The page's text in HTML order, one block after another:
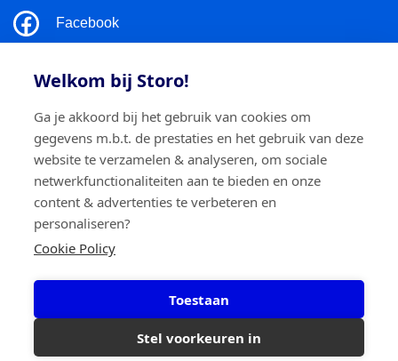
Welkom bij Storo!
Ga je akkoord bij het gebruik van cookies om
gegevens m.b.t. de prestaties en het gebruik van deze
website te verzamelen & analyseren, om sociale
netwerkfunctionaliteiten aan te bieden en onze
content & advertenties te verbeteren en
personaliseren?
Cookie Policy
Toestaan
Stel voorkeuren in
Facebook
TikTok
©2026 Storo
Storo BV 0717.595.310